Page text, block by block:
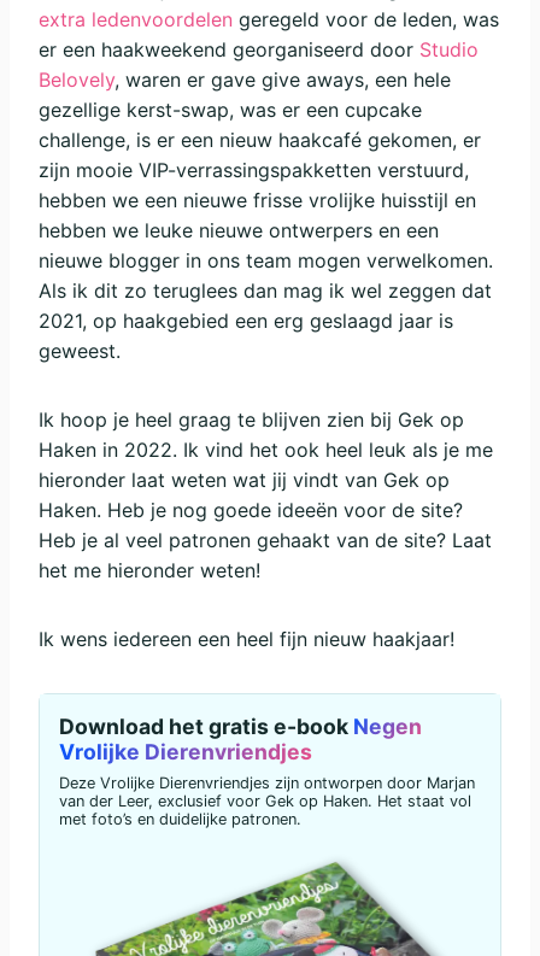
extra ledenvoordelen geregeld voor de leden, was
er een haakweekend georganiseerd door Studio
Belovely, waren er gave give aways, een hele
gezellige kerst-swap, was er een cupcake
challenge, is er een nieuw haakcafé gekomen, er
zijn mooie VIP-verrassingspakketten verstuurd,
hebben we een nieuwe frisse vrolijke huisstijl en
hebben we leuke nieuwe ontwerpers en een
nieuwe blogger in ons team mogen verwelkomen.
Als ik dit zo teruglees dan mag ik wel zeggen dat
2021, op haakgebied een erg geslaagd jaar is
geweest.
Ik hoop je heel graag te blijven zien bij Gek op
Haken in 2022. Ik vind het ook heel leuk als je me
hieronder laat weten wat jij vindt van Gek op
Haken. Heb je nog goede ideeën voor de site?
Heb je al veel patronen gehaakt van de site? Laat
het me hieronder weten!
Ik wens iedereen een heel fijn nieuw haakjaar!
Download het gratis e-book Negen
Vrolijke Dierenvriendjes
Deze Vrolijke Dierenvriendjes zijn ontworpen door Marjan
van der Leer, exclusief voor Gek op Haken. Het staat vol
met foto’s en duidelijke patronen.